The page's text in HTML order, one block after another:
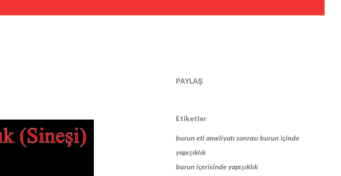
PAYLAŞ
Etiketler
burun eti ameliyatı sonrası burun içinde
yapışıklık
burun içerisinde yapışıklık